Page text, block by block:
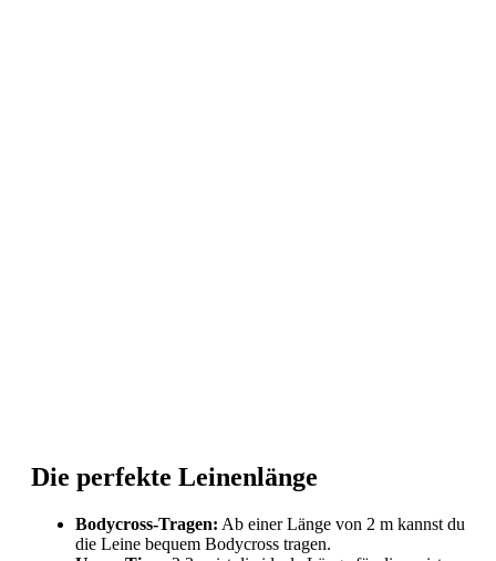
Die perfekte Leinenlänge
Bodycross-Tragen: Ab einer Länge von 2 m kannst du
die Leine bequem Bodycross tragen.